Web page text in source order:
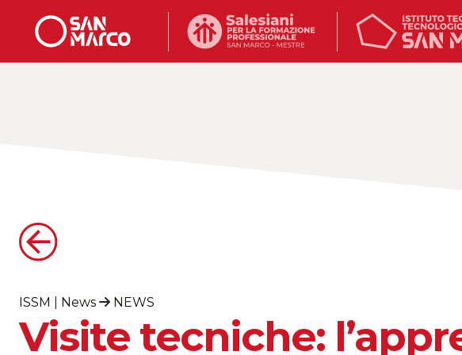
ISSM News NEWS
Visite tecniche: